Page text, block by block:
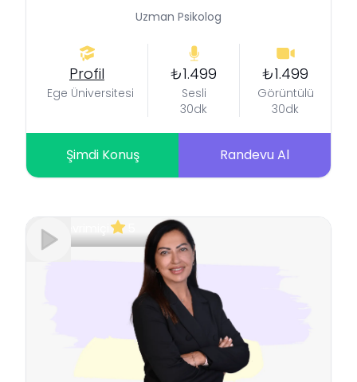
Uzman Psikolog
Profil
Ege Üniversitesi
₺1.499
Sesli
30dk
₺1.499
Görüntülü
30dk
Şimdi Konuş Randevu Al